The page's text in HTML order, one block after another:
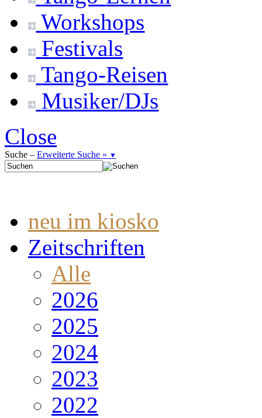
Workshops
Festivals
Tango-Reisen
Musiker/DJs
Close
Suche – Erweiterte Suche » ▼
neu im kiosko
Zeitschriften
Alle
2026
2025
2024
2023
2022